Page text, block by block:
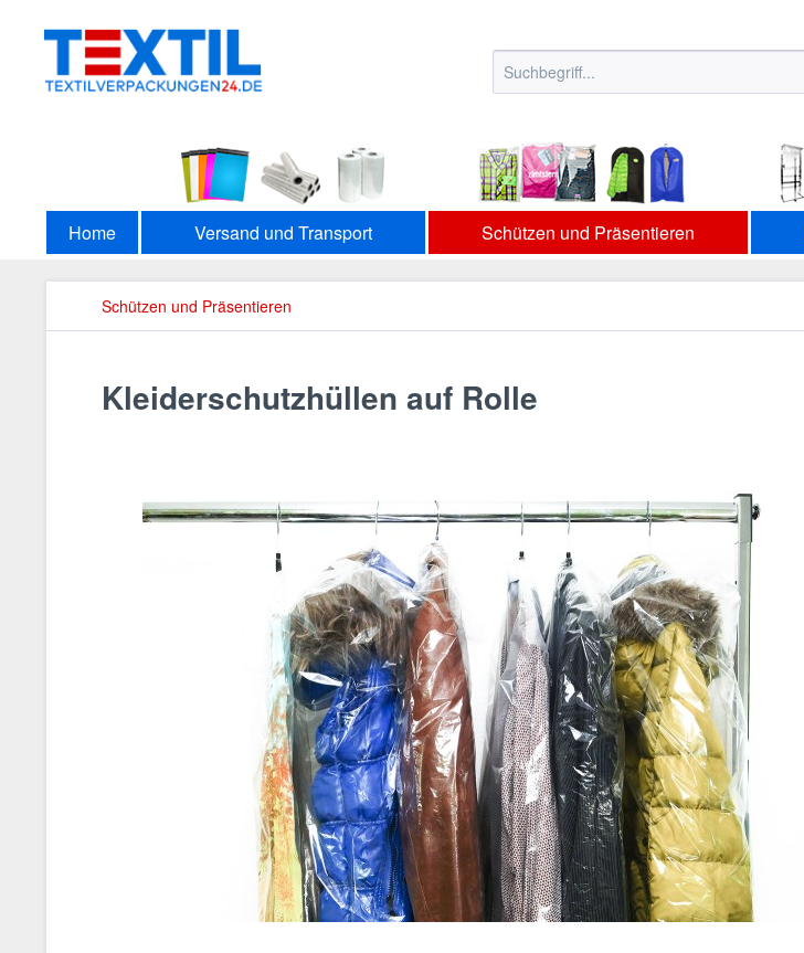
Home Versand und Transport Schützen und Präsentieren
Schützen und Präsentieren
Kleiderschutzhüllen auf Rolle